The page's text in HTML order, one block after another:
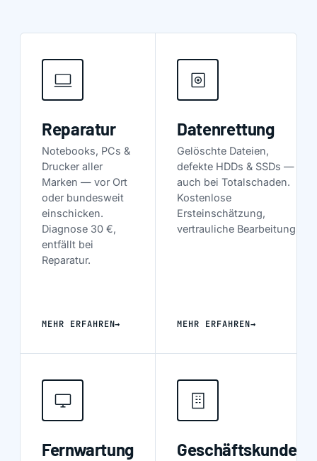
Reparatur
Notebooks, PCs &
Drucker aller
Marken — vor Ort
oder bundesweit
einschicken.
Diagnose 30 €,
entfällt bei
Reparatur.
MEHR ERFAHREN→
Datenrettung
Gelöschte Dateien,
defekte HDDs & SSDs —
auch bei Totalschaden.
Kostenlose
Ersteinschätzung,
vertrauliche Bearbeitung.
MEHR ERFAHREN→
Fernwartung Geschäftskunden